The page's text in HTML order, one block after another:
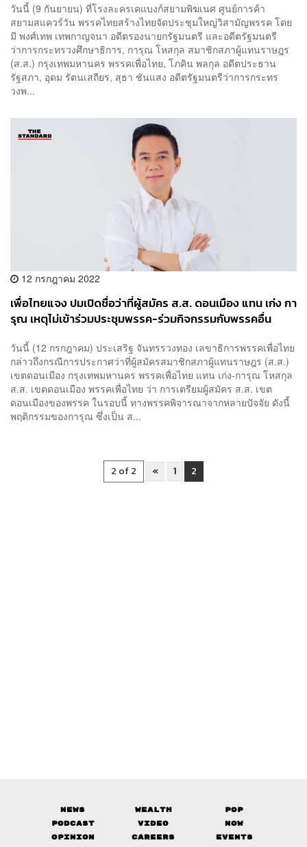
วันนี้ (9 กันยายน) ที่โรงละครเคแบงก์สยามพิฆเนศ ศูนย์การค้า
สยามสแควร์วัน พรรคไทยสร้างไทยจัดประชุมใหญ่วิสามัญพรรค โดย
มี พงศ์เทพ เทพกาญจนา อดีตรองนายกรัฐมนตรี และอดีตรัฐมนตรี
ว่าการกระทรวงศึกษาธิการ, การุณ โหสกุล สมาชิกสภาผู้แทนราษฎร
(ส.ส.) กรุงเทพมหานคร พรรคเพื่อไทย, โภคิน พลกุล อดีตประธาน
รัฐสภา, อุดม รัตนเสถียร, สุธา ชันแสง อดีตรัฐมนตรีว่าการกระทร
วงพ...
12 กรกฎาคม 2022
เพื่อไทยแจง ปมเปิดชื่อว่าที่ผู้สมัคร ส.ส. ดอนเมือง แทน เก่ง กา
รุณ เหตุไม่เข้าร่วมประชุมพรรค-ร่วมกิจกรรมกับพรรคอื่น
วันนี้ (12 กรกฎาคม) ประเสริฐ จันทรรวงทอง เลขาธิการพรรคเพื่อไทย
กล่าวถึงกรณีการประกาศว่าที่ผู้สมัครสมาชิกสภาผู้แทนราษฎร (ส.ส.)
เขตดอนเมือง กรุงเทพมหานคร พรรคเพื่อไทย แทน เก่ง-การุณ โหสกุล
ส.ส. เขตดอนเมือง พรรคเพื่อไทย ว่า การเตรียมผู้สมัคร ส.ส. เขต
ดอนเมืองของพรรค ในรอบนี้ ทางพรรคพิจารณาจากหลายปัจจัย ดังนี้
พฤติกรรมของการุณ ซึ่งเป็น ส...
2 of 2 « 1 2
News Wealth
Pop
Podcast
Video
Now
Opinion
Careers Events